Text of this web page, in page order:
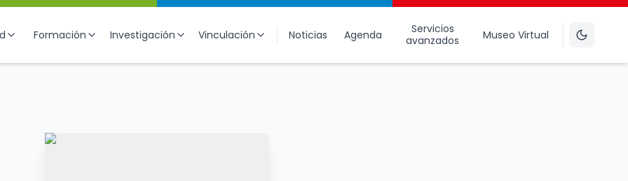
Formación Investigación Vinculación Noticias Agenda
Servicios
avanzados
Museo Virtual